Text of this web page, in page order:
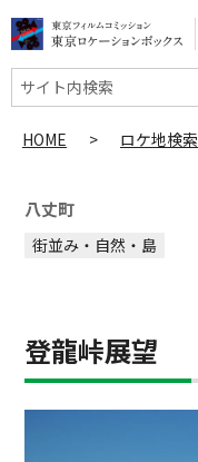
サイト内検索
HOME > ロケ地検索
八丈町
街並み・自然・島
登龍峠展望